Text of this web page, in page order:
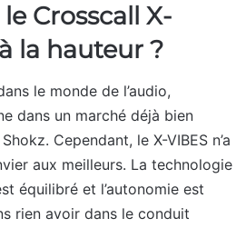
Crosscall X-
la hauteur ?
le monde de l’audio,
dans un marché déjà bien
Cependant, le X-VIBES n’a
aux meilleurs. La technologie
équilibré et l’autonomie est
rien avoir dans le conduit